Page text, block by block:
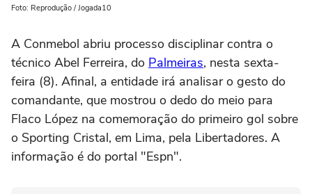
Foto: Reprodução / Jogada10
A Conmebol abriu processo disciplinar contra o
técnico Abel Ferreira, do Palmeiras, nesta sexta-
feira (8). Afinal, a entidade irá analisar o gesto do
comandante, que mostrou o dedo do meio para
Flaco López na comemoração do primeiro gol sobre
o Sporting Cristal, em Lima, pela Libertadores. A
informação é do portal "Espn".